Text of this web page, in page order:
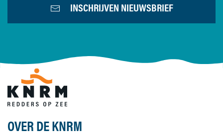
INSCHRIJVEN NIEUWSBRIEF
OVER DE KNRM